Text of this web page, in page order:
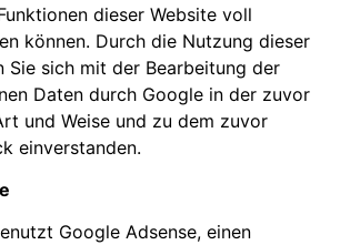
dieser Website voll
können. Durch die Nutzung dieser
Sie sich mit der Bearbeitung der
Daten durch Google in der zuvor
und Weise und zu dem zuvor
einverstanden.
Google Adsense, einen